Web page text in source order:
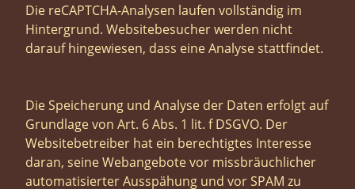
Die reCAPTCHA-Analysen laufen vollständig im
Hintergrund. Websitebesucher werden nicht
darauf hingewiesen, dass eine Analyse stattfindet.
Die Speicherung und Analyse der Daten erfolgt auf
Grundlage von Art. 6 Abs. 1 lit. f DSGVO. Der
Websitebetreiber hat ein berechtigtes Interesse
daran, seine Webangebote vor missbräuchlicher
automatisierter Ausspähung und vor SPAM zu